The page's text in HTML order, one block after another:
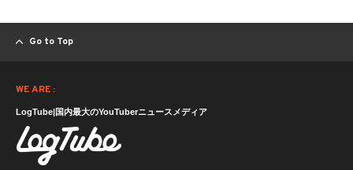
Go to Top
WE ARE :
LogTube|国内最大のYouTuberニュースメディア